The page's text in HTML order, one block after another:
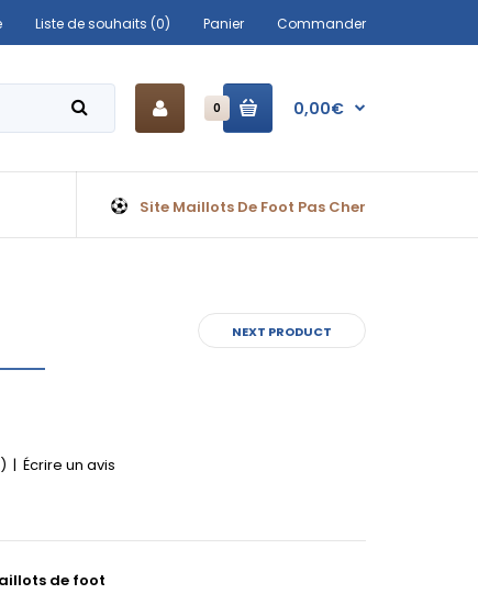
Liste de souhaits (0) Panier Commander
0 0,00€
Site Maillots De Foot Pas Cher
NEXT PRODUCT
| Écrire un avis
de foot